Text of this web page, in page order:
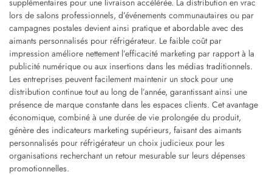
supplémentaires pour une livraison accélérée. La distribution en vrac
lors de salons professionnels, d’événements communautaires ou par
campagnes postales devient ainsi pratique et abordable avec des
aimants personnalisés pour réfrigérateur. Le faible coût par
impression améliore nettement l’efficacité marketing par rapport à la
publicité numérique ou aux insertions dans les médias traditionnels.
Les entreprises peuvent facilement maintenir un stock pour une
distribution continue tout au long de l’année, garantissant ainsi une
présence de marque constante dans les espaces clients. Cet avantage
économique, combiné à une durée de vie prolongée du produit,
génère des indicateurs marketing supérieurs, faisant des aimants
personnalisés pour réfrigérateur un choix judicieux pour les
organisations recherchant un retour mesurable sur leurs dépenses
promotionnelles.